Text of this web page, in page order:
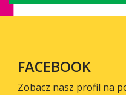
FACEBOOK
Zobacz nasz profil na